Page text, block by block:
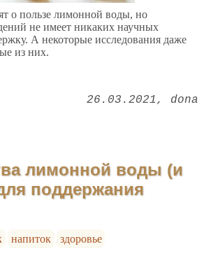
о пользе лимонной воды, но
не имеет никаких научных
А некоторые исследования даже
из них.
26.03.2021 dona
лимонной воды (и
поддержания
напиток
здоровье